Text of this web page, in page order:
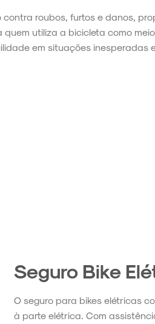
roubos, furtos e danos,
utiliza a bicicleta como
em situações inesperadas
Seguro Bike
O seguro para bikes elétricas
à parte elétrica. Com